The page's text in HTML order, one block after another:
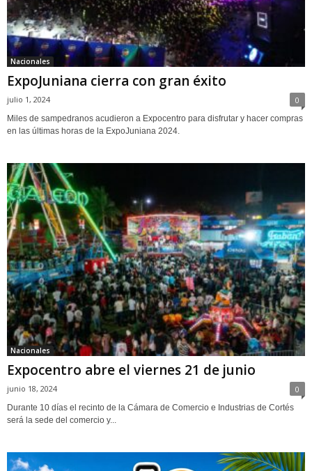
Nacionales
ExpoJuniana cierra con gran éxito
julio 1, 2024 0
Miles de sampedranos acudieron a Expocentro para disfrutar y hacer compras
en las últimas horas de la ExpoJuniana 2024.
Nacionales
Expocentro abre el viernes 21 de junio
junio 18, 2024 0
Durante 10 días el recinto de la Cámara de Comercio e Industrias de Cortés
será la sede del comercio y...